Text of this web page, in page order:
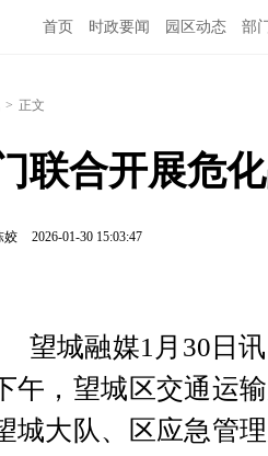
首页 时政要闻 园区动态 部
> 正文
联合开展危
姣 2026-01-30 15:03:47
望城融媒1月30日
午，望城区交通运
城大队、区应急管